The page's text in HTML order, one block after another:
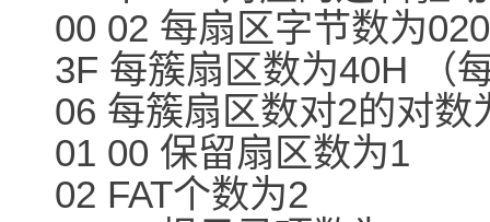
00 02 每扇区字节数为
3F 每簇扇区数为40H （
06 每簇扇区数对2的对数
01 00 保留扇区数为1
02 FAT个数为2